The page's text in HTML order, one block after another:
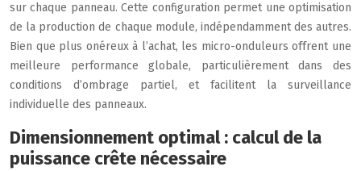
sur chaque panneau. Cette configuration permet une optimisation
de la production de chaque module, indépendamment des autres.
Bien que plus onéreux à l’achat, les micro-onduleurs offrent une
meilleure performance globale, particulièrement dans des
conditions d’ombrage partiel, et facilitent la surveillance
individuelle des panneaux.
Dimensionnement optimal : calcul de la
puissance crête nécessaire